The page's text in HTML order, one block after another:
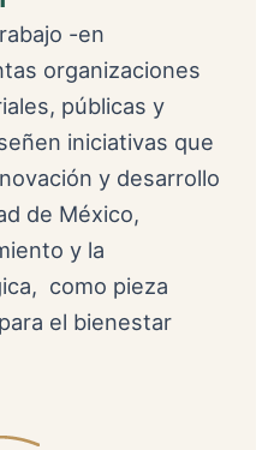
-en
organizaciones
públicas y
iniciativas que
y desarrollo
de México,
y la
como pieza
el bienestar